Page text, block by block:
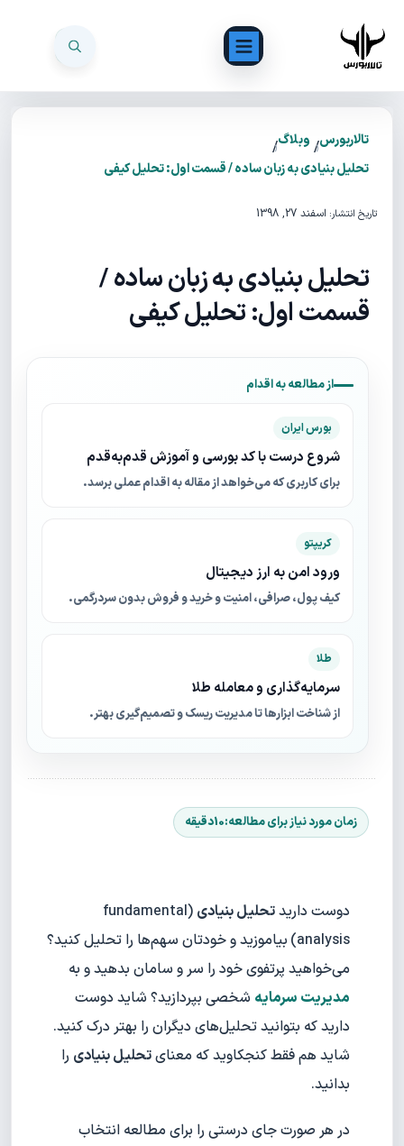
تالاربورس/ وبلاگ/
تحلیل بنیادی به زبان ساده / قسمت اول: تحلیل کیفی
تاریخ انتشار: اسفند 27, 1398
تحلیل بنیادی به زبان ساده /
قسمت اول: تحلیل کیفی
از مطالعه به اقدام
بورس ایران
شروع درست با کد بورسی و آموزش قدم‌به‌قدم
برای کاربری که می‌خواهد از مقاله به اقدام عملی برسد.
کریپتو
ورود امن به ارز دیجیتال
کیف پول، صرافی، امنیت و خرید و فروش بدون سردرگمی.
طلا
سرمایه‌گذاری و معامله طلا
از شناخت ابزارها تا مدیریت ریسک و تصمیم‌گیری بهتر.
دوست داریدتحلیل بنیادی (fundamental
analysis) بیاموزید و خودتان سهم‌ها را تحلیل کنید؟
می‌خواهید پرتفوی خود را سر و سامان بدهید و به
مدیریت سرمایه شخصی بپردازید؟ شاید دوست
دارید که بتوانید تحلیل‌های دیگران را بهتر درک کنید.
شاید هم فقط کنجکاوید که معنایتحلیل بنیادی را
بدانید.
در هر صورت جای درستی را برای مطالعه انتخاب